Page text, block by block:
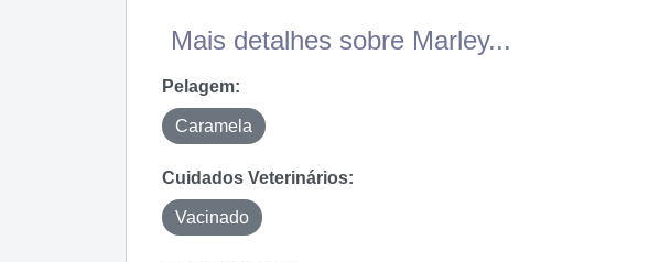
Mais detalhes sobre Marley...
Pelagem:
Caramela
Cuidados Veterinários:
Vacinado